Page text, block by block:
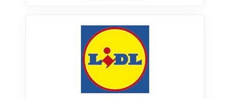
abonnemang när du vill. Läs mer om
pensionärsrabatter hos Factor här.